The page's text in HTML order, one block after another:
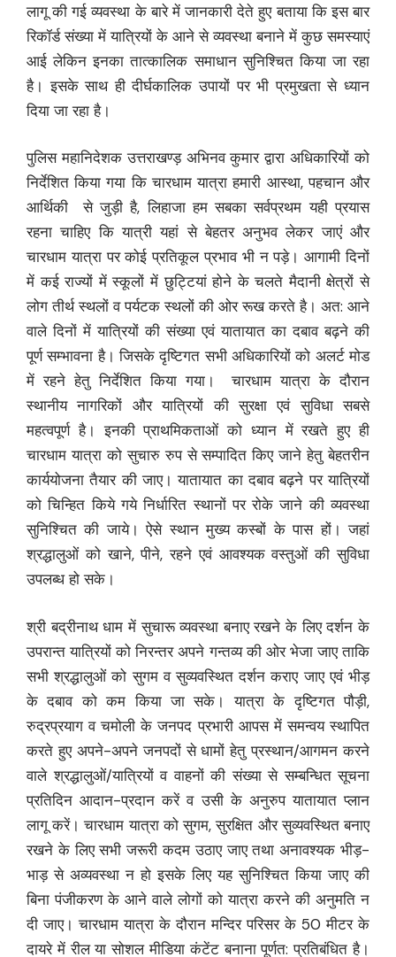
लागू की गई व्यवस्था के बारे में जानकारी देते हुए बताया कि इस बार
रिकॉर्ड संख्या में यात्रियों के आने से व्यवस्था बनाने में कुछ समस्याएं
आई लेकिन इनका तात्कालिक समाधान सुनिश्चित किया जा रहा
है। इसके साथ ही दीर्घकालिक उपायों पर भी प्रमुखता से ध्यान
दिया जा रहा है।
पुलिस महानिदेशक उत्तराखण्ड़ अभिनव कुमार द्वारा अधिकारियों को
निर्देशित किया गया कि चारधाम यात्रा हमारी आस्था, पहचान और
आर्थिकी से जुड़ी है, लिहाजा हम सबका सर्वप्रथम यही प्रयास
रहना चाहिए कि यात्री यहां से बेहतर अनुभव लेकर जाएं और
चारधाम यात्रा पर कोई प्रतिकूल प्रभाव भी न पड़े। आगामी दिनों
में कई राज्यों में स्कूलों में छुट्टियां होने के चलते मैदानी क्षेत्रों से
लोग तीर्थ स्थलों व पर्यटक स्थलों की ओर रूख करते है। अत: आने
वाले दिनों में यात्रियों की संख्या एवं यातायात का दबाव बढ़ने की
पूर्ण सम्भावना है। जिसके दृष्टिगत सभी अधिकारियों को अलर्ट मोड
में रहने हेतु निर्देशित किया गया। चारधाम यात्रा के दौरान
स्थानीय नागरिकों और यात्रियों की सुरक्षा एवं सुविधा सबसे
महत्वपूर्ण है। इनकी प्राथमिकताओं को ध्यान में रखते हुए ही
चारधाम यात्रा को सुचारु रुप से सम्पादित किए जाने हेतु बेहतरीन
कार्ययोजना तैयार की जाए। यातायात का दबाव बढ़ने पर यात्रियों
को चिन्हित किये गये निर्धारित स्थानों पर रोके जाने की व्यवस्था
सुनिश्चित की जाये। ऐसे स्थान मुख्य कस्बों के पास हों। जहां
श्रद्धालुओं को खाने, पीने, रहने एवं आवश्यक वस्तुओं की सुविधा
उपलब्ध हो सके।
श्री बद्रीनाथ धाम में सुचारू व्यवस्था बनाए रखने के लिए दर्शन के
उपरान्त यात्रियों को निरन्तर अपने गन्तव्य की ओर भेजा जाए ताकि
सभी श्रद्धालुओं को सुगम व सुव्यवस्थित दर्शन कराए जाए एवं भीड़
के दबाव को कम किया जा सके। यात्रा के दृष्टिगत पौड़ी,
रुद्रप्रयाग व चमोली के जनपद प्रभारी आपस में समन्वय स्थापित
करते हुए अपने-अपने जनपदों से धामों हेतु प्रस्थान/आगमन करने
वाले श्रद्धालुओं/यात्रियों व वाहनों की संख्या से सम्बन्धित सूचना
प्रतिदिन आदान-प्रदान करें व उसी के अनुरुप यातायात प्लान
लागू करें। चारधाम यात्रा को सुगम, सुरक्षित और सुव्यवस्थित बनाए
रखने के लिए सभी जरूरी कदम उठाए जाए तथा अनावश्यक भीड़-
भाड़ से अव्यवस्था न हो इसके लिए यह सुनिश्चित किया जाए की
बिना पंजीकरण के आने वाले लोगों को यात्रा करने की अनुमति न
दी जाए। चारधाम यात्रा के दौरान मन्दिर परिसर के 50 मीटर के
दायरे में रील या सोशल मीडिया कंटेंट बनाना पूर्णत: प्रतिबंधित है।